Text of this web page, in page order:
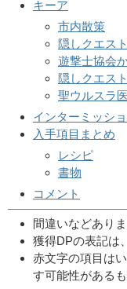
キーア
市内散策
隠しクエス
遊撃士協会
隠しクエス
聖ウルスラ
インターミッシ
入手項目まとめ
レシピ
書物
コメント
間違いなどあり
獲得DPの表記は
赤文字の項目は
す可能性がある